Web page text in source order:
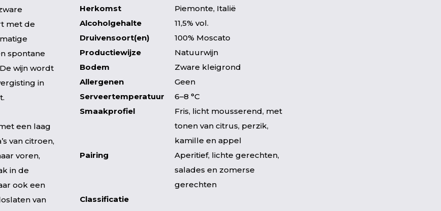
met de
spontane
wijn wordt
in
een laag
van citroen,
voren,
in de
ook een
van
Herkomst
Piemonte, Italië
Alcoholgehalte
11,5% vol.
Druivensoort(en)
100% Moscato
Productiewijze
Natuurwijn
Bodem
Zware kleigrond
Allergenen
Geen
Serveertemperatuur
6–8 °C
Smaakprofiel
Fris, licht mousserend, met
tonen van citrus, perzik,
kamille en appel
Pairing
Aperitief, lichte gerechten,
salades en zomerse
gerechten
Classificatie